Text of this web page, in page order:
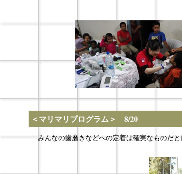
＜マリマリプログラム＞ 8/20
みんなの歯磨きなどへの定着は確実なものだと